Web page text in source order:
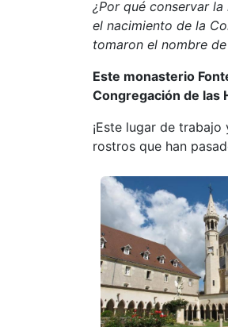
¿Por qué conservar
el nacimiento de la
tomaron el nombre
Este monasterio
Congregación de las
¡Este lugar de
rostros que han